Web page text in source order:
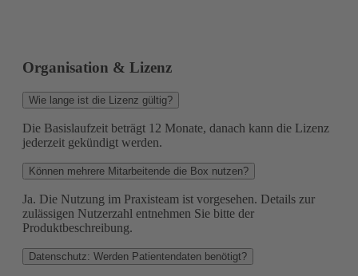
Organisation & Lizenz
Wie lange ist die Lizenz gültig?
Die Basislaufzeit beträgt 12 Monate, danach kann die Lizenz
jederzeit gekündigt werden.
Können mehrere Mitarbeitende die Box nutzen?
Ja. Die Nutzung im Praxisteam ist vorgesehen. Details zur
zulässigen Nutzerzahl entnehmen Sie bitte der
Produktbeschreibung.
Datenschutz: Werden Patientendaten benötigt?